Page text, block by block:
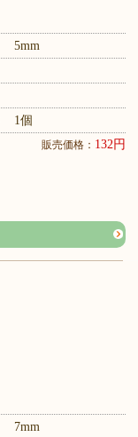
5mm
1個
販売価格： 132円
7mm